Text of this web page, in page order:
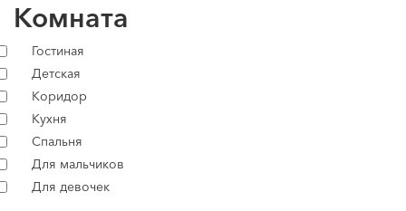
Комната
Гостиная
Детская
Коридор
Кухня
Спальня
Для мальчиков
Для девочек